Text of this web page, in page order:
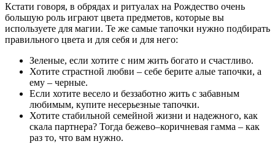
Кстати говоря, в обрядах и ритуалах на Рождество очень
большую роль играют цвета предметов, которые вы
используете для магии. Те же самые тапочки нужно подбирать
правильного цвета и для себя и для него:
Зеленые, если хотите с ним жить богато и счастливо.
Хотите страстной любви – себе берите алые тапочки, а
ему – черные.
Если хотите весело и беззаботно жить с забавным
любимым, купите несерьезные тапочки.
Хотите стабильной семейной жизни и надежного, как
скала партнера? Тогда бежево–коричневая гамма – как
раз то, что вам нужно.